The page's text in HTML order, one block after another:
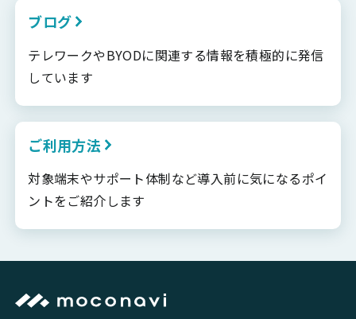
ブログ
テレワークやBYODに関連する情報を積極的に発信
しています
ご利用方法
対象端末やサポート体制など導入前に気になるポイ
ントをご紹介します